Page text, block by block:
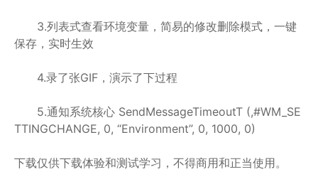
3.列表式查看环境变量，简易的修改删除模式，一键
保存，实时生效
4.录了张GIF，演示了下过程
5.通知系统核心 SendMessageTimeoutT (,#WM_SE
TTINGCHANGE, 0, “Environment”, 0, 1000, 0)
下载仅供下载体验和测试学习，不得商用和正当使用。